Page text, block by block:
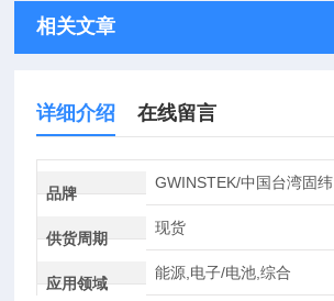
相关文章
详细介绍 在线留言
品牌
GWINSTEK/中国台湾固纬
供货周期
现货
应用领域
能源,电子/电池,综合